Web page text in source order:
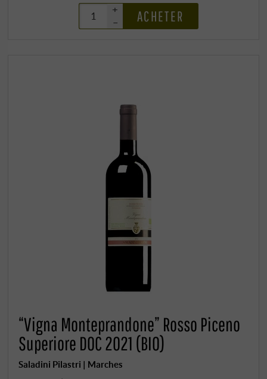
+
–
ACHETER
“Vigna Monteprandone” Rosso Piceno
Superiore DOC 2021 (BIO)
Saladini Pilastri | Marches